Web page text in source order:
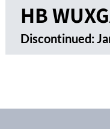
HB
Discontinued: